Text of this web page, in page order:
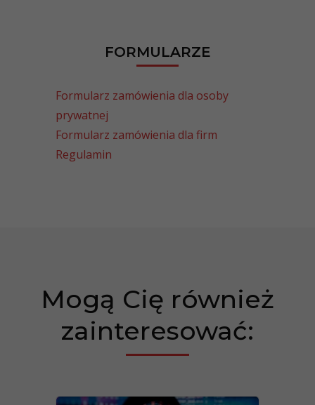
FORMULARZE
Formularz zamówienia dla osoby
prywatnej
Formularz zamówienia dla firm
Regulamin
Mogą Cię również
zainteresować: